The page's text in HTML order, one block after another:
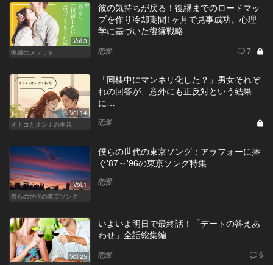
Vol.3
復縁のメソッド
彼の気持ちが戻る！復縁までのロードマッ
プを作り冷却期間1ヶ月で見事成功。心理
学に基づいた復縁戦略
恋愛 7
Vol.14
オトコとオンナの本音
「同棲中にマンネリ化した？」男女それぞ
れの回答が、意外にも正反対という結果
に…
恋愛
Vol.1
僕らの世代の東京ソング
僕らの世代の東京ソング：アラフォーに捧
ぐ'87～'96の東京ソング特集
恋愛
Vol.25
いよいよ明日で最終話！「デートの答えあ
わせ」全話総集編
恋愛 6